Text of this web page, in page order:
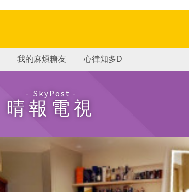
我的麻煩糖友 心律知多D
- SkyPost -
晴報電視